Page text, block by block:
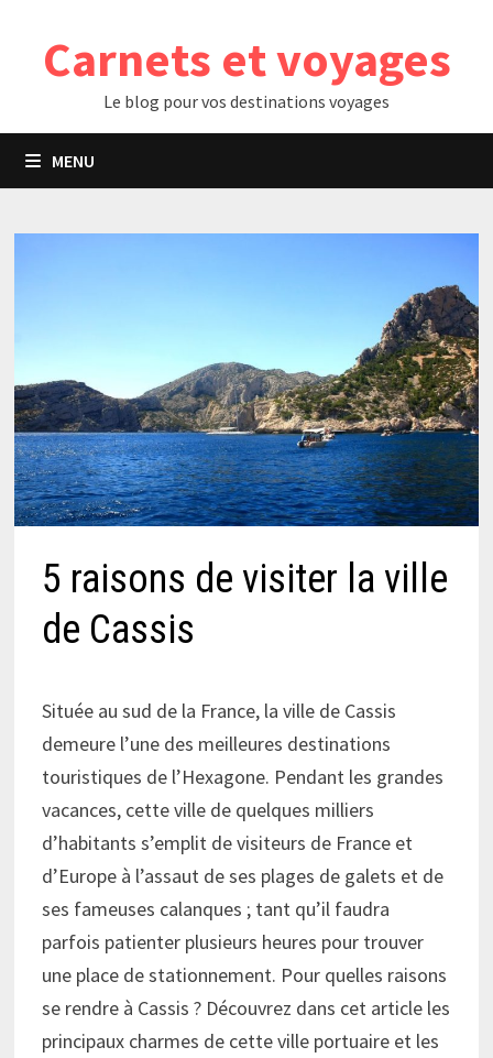
contenuCarnets et voyages
Le blog pour vos destinations voyages
MENU
5 raisons de visiter la ville
de Cassis
Située au sud de la France, la ville de Cassis
demeure l’une des meilleures destinations
touristiques de l’Hexagone. Pendant les grandes
vacances, cette ville de quelques milliers
d’habitants s’emplit de visiteurs de France et
d’Europe à l’assaut de ses plages de galets et de
ses fameuses calanques ; tant qu’il faudra
parfois patienter plusieurs heures pour trouver
une place de stationnement. Pour quelles raisons
se rendre à Cassis ? Découvrez dans cet article les
principaux charmes de cette ville portuaire et les